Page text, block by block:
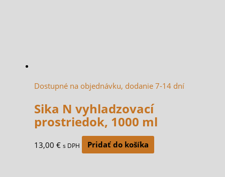
Dostupné na objednávku, dodanie 7-14 dní
Sika N vyhladzovací
prostriedok, 1000 ml
13,00 € s DPH Pridať do košíka